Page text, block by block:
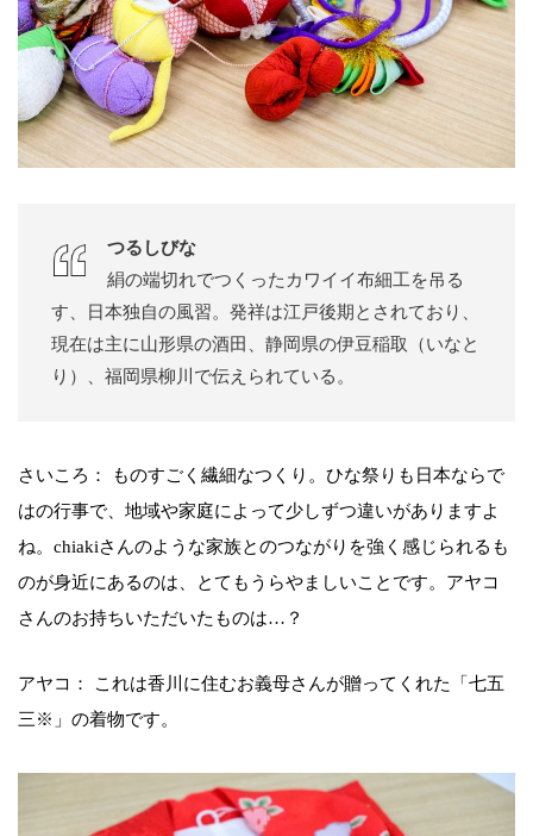
つるしびな
絹の端切れでつくったカワイイ布細工を吊る
す、日本独自の風習。発祥は江戸後期とされており、
現在は主に山形県の酒田、静岡県の伊豆稲取（いなと
り）、福岡県柳川で伝えられている。
さいころ： ものすごく繊細なつくり。ひな祭りも日本ならで
はの行事で、地域や家庭によって少しずつ違いがありますよ
ね。chiakiさんのような家族とのつながりを強く感じられるも
のが身近にあるのは、とてもうらやましいことです。アヤコ
さんのお持ちいただいたものは…？
アヤコ： これは香川に住むお義母さんが贈ってくれた「七五
三※」の着物です。